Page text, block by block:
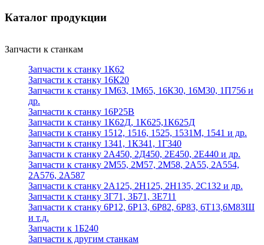
Каталог продукции
Запчасти к станкам
Запчасти к станку 1К62
Запчасти к станку 16К20
Запчасти к станку 1М63, 1М65, 16К30, 16М30, 1П756 и
др.
Запчасти к станку 16Р25В
Запчасти к станку 1К62Д, 1К625,1К625Д
Запчасти к станку 1512, 1516, 1525, 1531М, 1541 и др.
Запчасти к станку 1341, 1К341, 1Г340
Запчасти к станку 2А450, 2Д450, 2Е450, 2Е440 и др.
Запчасти к станку 2М55, 2М57, 2М58, 2А55, 2А554,
2А576, 2А587
Запчасти к станку 2А125, 2Н125, 2Н135, 2С132 и др.
Запчасти к станку 3Г71, 3Б71, 3Е711
Запчасти к станку 6Р12, 6Р13, 6Р82, 6Р83, 6Т13,6М83Ш
и т.д.
Запчасти к 1Б240
Запчасти к другим станкам